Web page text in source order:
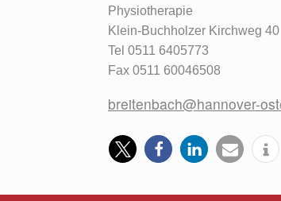
Physiotherapie
Klein-Buchholzer Kirchweg 40
Tel 0511 6405773
Fax 0511 60046508
breitenbach@hannover-